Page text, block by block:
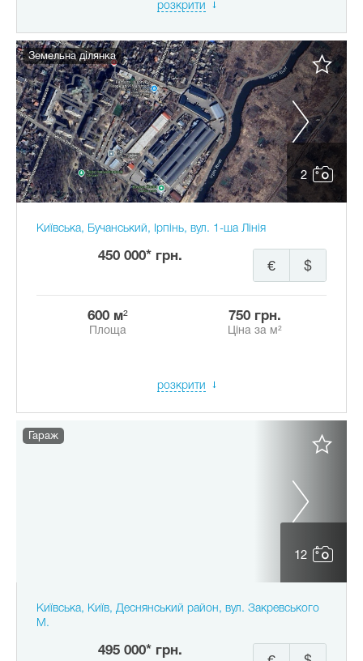
розкрити
2
Земельна ділянка
Київська, Бучанський, Ірпінь, вул. 1-ша Лінія
450 000* грн.
$
€
600 м²
Площа
750 грн.
Ціна за м²
розкрити
12
Гараж
Київська, Київ, Деснянський район, вул. Закревського
М.
495 000* грн.